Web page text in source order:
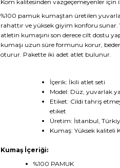
Kom kalitesinden vazgeçemeyenler için
%100 pamuk kumaştan üretilen
rahattır ve yüksek giyim konforu sunar.
atletin kumaşını son derece cilt dostu
kumaşı uzun süre formunu korur,
oturur. Pakette iki adet atlet bulunur.
İçerik: İkili atlet seti
Model: Düz, yuvarlak
Etiket: Cildi tahriş
etiket
Üretim: İstanbul,
Kumaş: Yüksek kaliteli
Kumaş İçeriği:
%100 PAMUK